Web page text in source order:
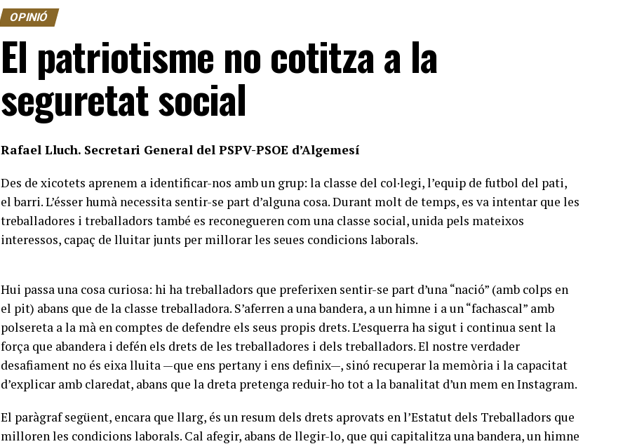
OPINIÓ
El patriotisme no cotitza a la
seguretat social
Rafael Lluch. Secretari General del PSPV-PSOE d’Algemesí
Des de xicotets aprenem a identificar-nos amb un grup: la classe del col·legi, l’equip de futbol del pati,
el barri. L’ésser humà necessita sentir-se part d’alguna cosa. Durant molt de temps, es va intentar que les
treballadores i treballadors també es reconegueren com una classe social, unida pels mateixos
interessos, capaç de lluitar junts per millorar les seues condicions laborals.
Hui passa una cosa curiosa: hi ha treballadors que preferixen sentir-se part d’una “nació” (amb colps en
el pit) abans que de la classe treballadora. S’aferren a una bandera, a un himne i a un “fachascal” amb
polsereta a la mà en comptes de defendre els seus propis drets. L’esquerra ha sigut i continua sent la
força que abandera i defén els drets de les treballadores i dels treballadors. El nostre verdader
desafiament no és eixa lluita —que ens pertany i ens definix—, sinó recuperar la memòria i la capacitat
d’explicar amb claredat, abans que la dreta pretenga reduir-ho tot a la banalitat d’un mem en Instagram.
El paràgraf següent, encara que llarg, és un resum dels drets aprovats en l’Estatut dels Treballadors que
milloren les condicions laborals. Cal afegir, abans de llegir-lo, que qui capitalitza una bandera, un himne